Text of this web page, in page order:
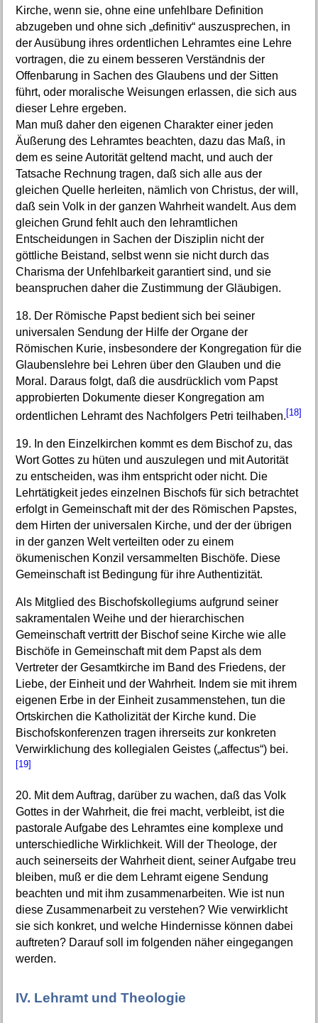
Kirche, wenn sie, ohne eine unfehlbare Definition
abzugeben und ohne sich „definitiv“ auszusprechen, in
der Ausübung ihres ordentlichen Lehramtes eine Lehre
vortragen, die zu einem besseren Verständnis der
Offenbarung in Sachen des Glaubens und der Sitten
führt, oder moralische Weisungen erlassen, die sich aus
dieser Lehre ergeben.
Man muß daher den eigenen Charakter einer jeden
Äußerung des Lehramtes beachten, dazu das Maß, in
dem es seine Autorität geltend macht, und auch der
Tatsache Rechnung tragen, daß sich alle aus der
gleichen Quelle herleiten, nämlich von Christus, der will,
daß sein Volk in der ganzen Wahrheit wandelt. Aus dem
gleichen Grund fehlt auch den lehramtlichen
Entscheidungen in Sachen der Disziplin nicht der
göttliche Beistand, selbst wenn sie nicht durch das
Charisma der Unfehlbarkeit garantiert sind, und sie
beanspruchen daher die Zustimmung der Gläubigen.
18. Der Römische Papst bedient sich bei seiner
universalen Sendung der Hilfe der Organe der
Römischen Kurie, insbesondere der Kongregation für die
Glaubenslehre bei Lehren über den Glauben und die
Moral. Daraus folgt, daß die ausdrücklich vom Papst
approbierten Dokumente dieser Kongregation am
ordentlichen Lehramt des Nachfolgers Petri teilhaben.[18]
19. In den Einzelkirchen kommt es dem Bischof zu, das
Wort Gottes zu hüten und auszulegen und mit Autorität
zu entscheiden, was ihm entspricht oder nicht. Die
Lehrtätigkeit jedes einzelnen Bischofs für sich betrachtet
erfolgt in Gemeinschaft mit der des Römischen Papstes,
dem Hirten der universalen Kirche, und der der übrigen
in der ganzen Welt verteilten oder zu einem
ökumenischen Konzil versammelten Bischöfe. Diese
Gemeinschaft ist Bedingung für ihre Authentizität.
Als Mitglied des Bischofskollegiums aufgrund seiner
sakramentalen Weihe und der hierarchischen
Gemeinschaft vertritt der Bischof seine Kirche wie alle
Bischöfe in Gemeinschaft mit dem Papst als dem
Vertreter der Gesamtkirche im Band des Friedens, der
Liebe, der Einheit und der Wahrheit. Indem sie mit ihrem
eigenen Erbe in der Einheit zusammenstehen, tun die
Ortskirchen die Katholizität der Kirche kund. Die
Bischofskonferenzen tragen ihrerseits zur konkreten
Verwirklichung des kollegialen Geistes („affectus“) bei.
[19]
20. Mit dem Auftrag, darüber zu wachen, daß das Volk
Gottes in der Wahrheit, die frei macht, verbleibt, ist die
pastorale Aufgabe des Lehramtes eine komplexe und
unterschiedliche Wirklichkeit. Will der Theologe, der
auch seinerseits der Wahrheit dient, seiner Aufgabe treu
bleiben, muß er die dem Lehramt eigene Sendung
beachten und mit ihm zusammenarbeiten. Wie ist nun
diese Zusammenarbeit zu verstehen? Wie verwirklicht
sie sich konkret, und welche Hindernisse können dabei
auftreten? Darauf soll im folgenden näher eingegangen
werden.
IV. Lehramt und Theologie